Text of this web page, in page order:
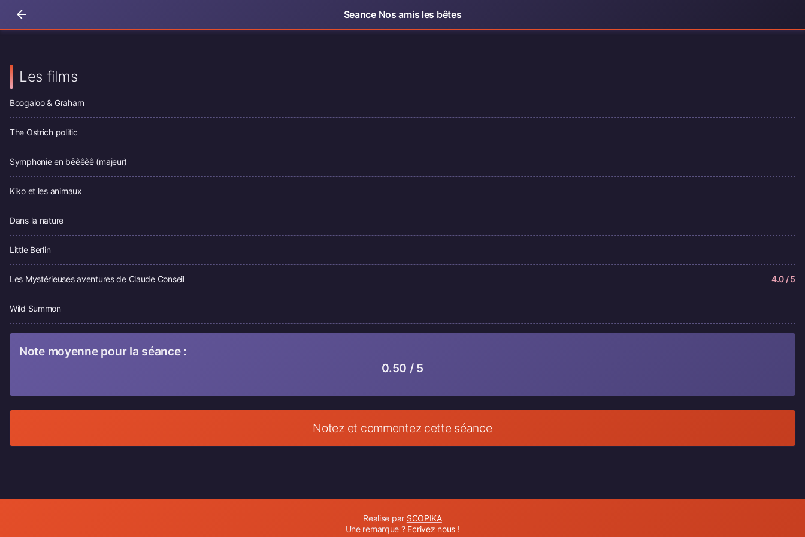
Seance Nos amis les bêtes
Les films
Boogaloo & Graham
The Ostrich politic
Symphonie en bêêêêê (majeur)
Kiko et les animaux
Dans la nature
Little Berlin
Les Mystérieuses aventures de Claude Conseil 4.0 / 5
Wild Summon
Note moyenne pour la séance :
0.50 / 5
Notez et commentez cette séance
Realise par SCOPIKA
Une remarque ? Ecrivez nous !